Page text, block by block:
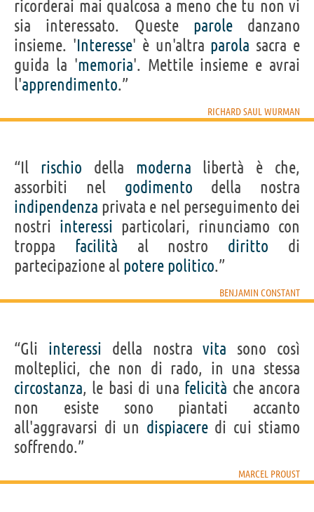
ricorderai mai qualcosa a meno che tu non vi
sia interessato. Queste paroledanzano
insieme. 'Interesse' è un'altra parola sacra e
guida la 'memoria'. Mettile insieme e avrai
l'apprendimento.”
RICHARD SAUL WURMAN
“Il rischio della moderna libertà è che,
assorbiti nel godimento della nostra
indipendenza privata e nel perseguimento dei
nostri interessi particolari, rinunciamo con
troppa facilità al nostro diritto di
partecipazione al potere politico.”
BENJAMIN CONSTANT
“Gli interessi della nostravita sono così
molteplici, che non di rado, in una stessa
circostanza, le basi di una felicità che ancora
non esiste sono piantati accanto
all'aggravarsi di un dispiaceredi cui stiamo
soffrendo.”
MARCEL PROUST